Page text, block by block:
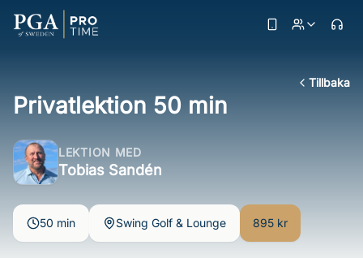
Tillbaka
Privatlektion 50 min
LEKTION MED
Tobias Sandén
50 min Swing Golf & Lounge 895 kr